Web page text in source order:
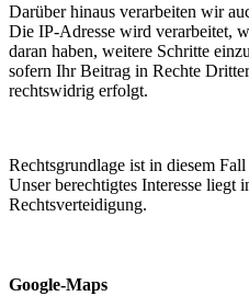
Darüber hinaus verarbeiten wir
Die IP-Adresse wird verarbeitet,
daran haben, weitere Schritte
sofern Ihr Beitrag in Rechte
rechtswidrig erfolgt.
Rechtsgrundlage ist in diesem
Unser berechtigtes Interesse liegt
Rechtsverteidigung.
Google-Maps